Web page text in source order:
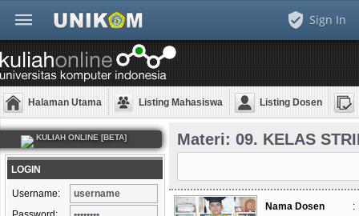
Sign In
Halaman Utama Listing Mahasiswa Listing Dosen
KULIAH ONLINE [BETA]
LOGIN
Username:
Materi: 09. KELAS
Nama Dosen :